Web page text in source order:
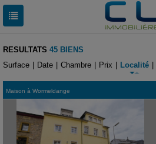
RESULTATS 45 BIENS
Surface
Date Chambre Prix Localité
Maison à Wormeldange